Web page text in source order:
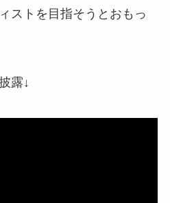
ストを目指そうとおもっ
露↓